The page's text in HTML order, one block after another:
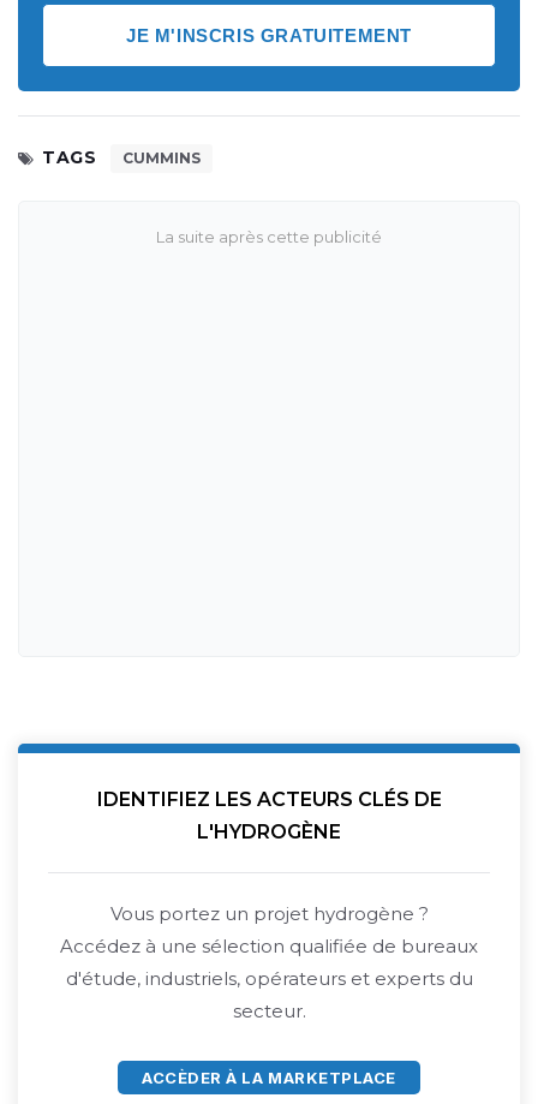
JE M'INSCRIS GRATUITEMENT
TAGS CUMMINS
IDENTIFIEZ LES ACTEURS CLÉS DE
L'HYDROGÈNE
Vous portez un projet hydrogène ?
Accédez à une sélection qualifiée de bureaux
d'étude, industriels, opérateurs et experts du
secteur.
ACCÈDER À LA MARKETPLACE